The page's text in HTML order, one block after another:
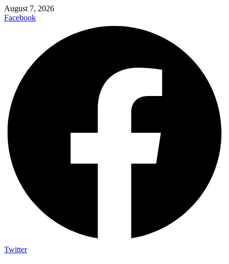
August 7, 2026
Facebook
Twitter